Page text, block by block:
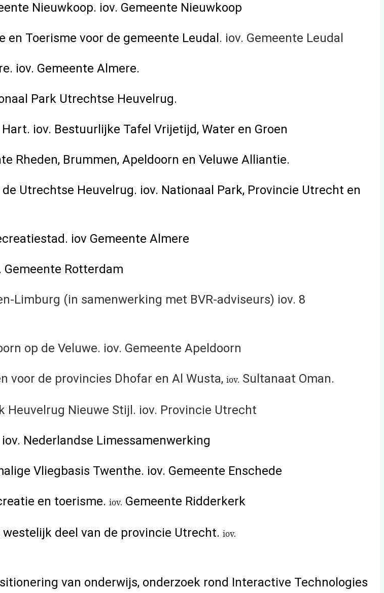
Nieuwkoop. iov. Gemeente Nieuwkoop
Toerisme voor de gemeente Leudal . iov. Gemeente Leudal
iov. Gemeente Almere.
Park Utrechtse Heuvelrug.
iov. Bestuurlijke Tafel Vrijetijd, Water en Groen
Rheden, Brummen, Apeldoorn en Veluwe Alliantie.
Utrechtse Heuvelrug. iov. Nationaal Park, Provincie Utrecht en
iov Gemeente Almere
Rotterdam
Limburg (in samenwerking met BVR-adviseurs) iov. 8
op de Veluwe. iov. Gemeente Apeldoorn
voor de provincies Dhofar en Al Wusta, iov. Sultanaat Oman.
Nieuwe Stijl. iov. Provincie Utrecht
Nederlandse Limessamenwerking
Vliegbasis Twenthe. iov. Gemeente Enschede
en toerisme. iov. Gemeente Ridderkerk
deel van de provincie Utrecht. iov.
van onderwijs, onderzoek rond Interactive Technologies